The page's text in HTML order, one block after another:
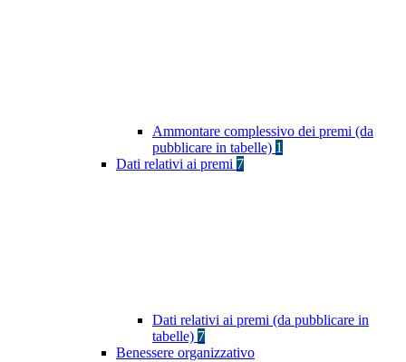
Ammontare complessivo dei premi (da
pubblicare in tabelle) 1
Dati relativi ai premi 7
Dati relativi ai premi (da pubblicare in
tabelle) 7
Benessere organizzativo